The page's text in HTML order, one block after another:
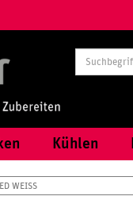
Kühlen
WEISS